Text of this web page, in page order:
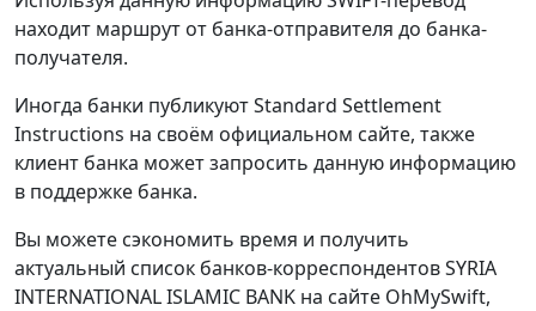
находит маршрут от банка-отправителя до банка-
получателя.
Иногда банки публикуют Standard Settlement
Instructions на своём официальном сайте, также
клиент банка может запросить данную информацию
в поддержке банка.
Вы можете сэкономить время и получить
актуальный список банков-корреспондентов SYRIA
INTERNATIONAL ISLAMIC BANK на сайте OhMySwift,